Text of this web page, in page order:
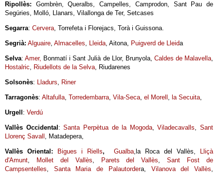
Ripollès: Gombrèn, Queralbs, Campelles, Camprodon, Sant Pau de
Segúries, Molló, Llanars, Vilallonga de Ter, Setcases
Segarra: Cervera, Torrefeta i Florejacs, Torà i Guissona.
Segrià: Alguaire, Almacelles, Lleida, Aitona, Puigverd de Lleida
Selva:Amer, Bonmatí i Sant Julià de Llor, Brunyola, Caldes de Malavella,
Hostalric, Riudellots de la Selva, Riudarenes
Solsonès: Lladurs, Riner
Tarragonès: Altafulla, Torredembarra, Vila-Seca, el Morell , la Secuita,
Urgell : Verdú
Vallès Occidental :Santa Perpètua de la Mogoda,Viladecavalls, Sant
Llorenç Savall , Matadepera,
Vallès Oriental: Bigues i Riells, Gualba,la Roca del Vallès,
Lliçà
d'Amunt, Mollet del Vallès, Parets del Vallès,Sant Fost de
Campsentelles, Santa Maria de Palautordera, Vilanova del Vallès,